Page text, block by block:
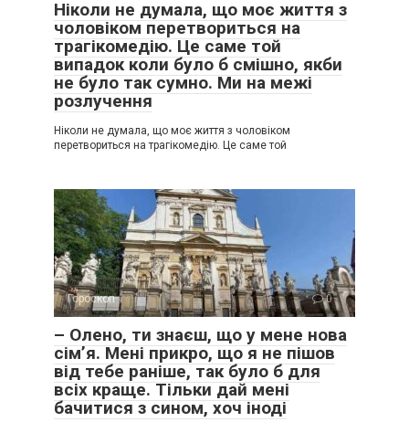
Ніколи не думала, що моє життя з
чоловіком перетвориться на
трагікомедію. Це саме той
випадок коли було б смішно, якби
не було так сумно. Ми на межі
розлучення
Ніколи не думала, що моє життя з чоловіком
перетвориться на трагікомедію. Це саме той
Гороскоп 0
– Олено, ти знаєш, що у мене нова
сім’я. Мені прикро, що я не пішов
від тебе раніше, так було б для
всіх краще. Тільки дай мені
бачитися з сином, хоч іноді